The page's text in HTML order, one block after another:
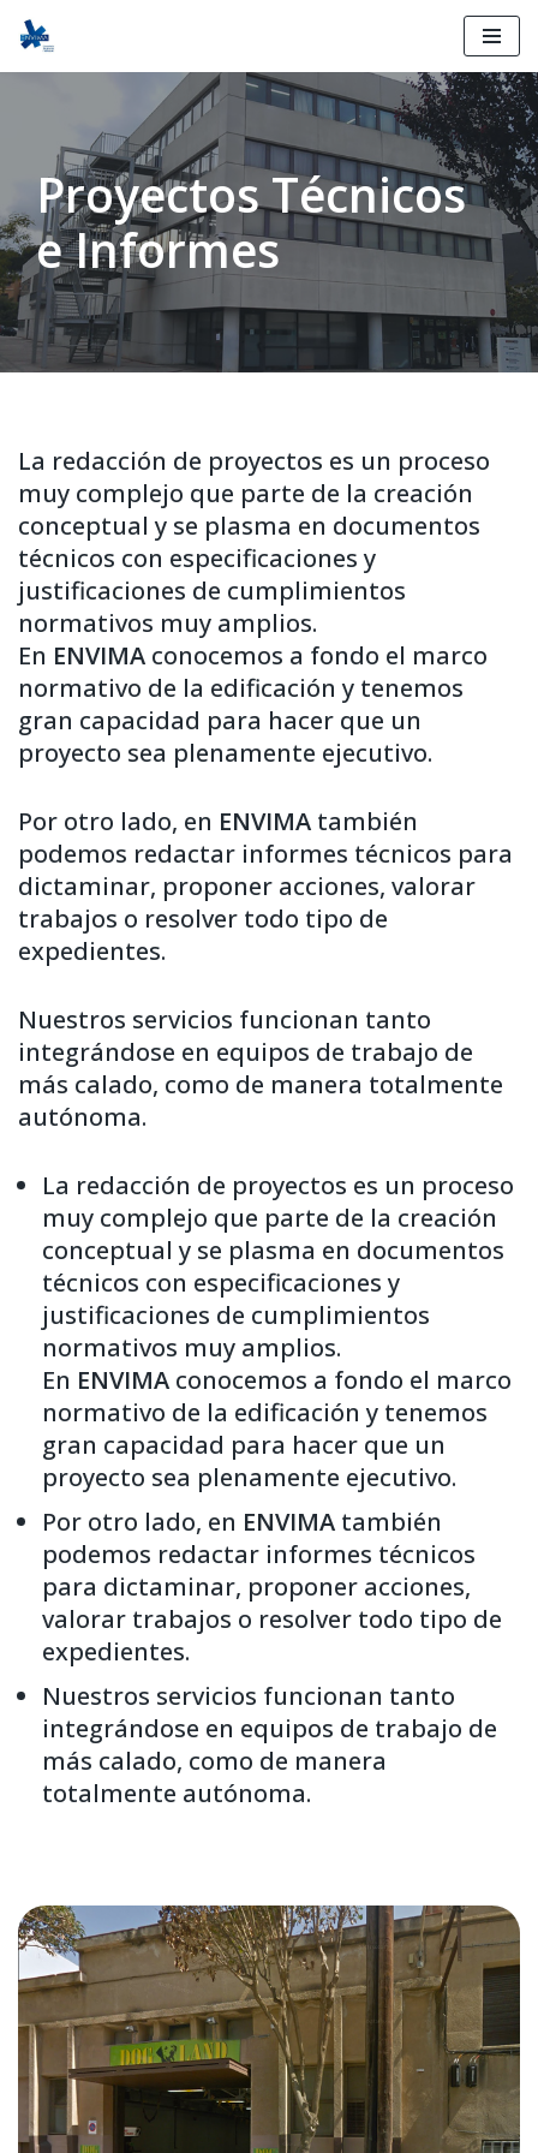
Ir
contenido
Proyectos Técnicos
e Informes
La redacción de proyectos es un proceso
muy complejo que parte de la creación
conceptual y se plasma en documentos
técnicos con especificaciones y
justificaciones de cumplimientos
normativos muy amplios.
En ENVIMA conocemos a fondo el marco
normativo de la edificación y tenemos
gran capacidad para hacer que un
proyecto sea plenamente ejecutivo.
Por otro lado, en ENVIMA también
podemos redactar informes técnicos para
dictaminar, proponer acciones, valorar
trabajos o resolver todo tipo de
expedientes.
Nuestros servicios funcionan tanto
integrándose en equipos de trabajo de
más calado, como de manera totalmente
autónoma.
La redacción de proyectos es un proceso
muy complejo que parte de la creación
conceptual y se plasma en documentos
técnicos con especificaciones y
justificaciones de cumplimientos
normativos muy amplios.
En ENVIMA conocemos a fondo el marco
normativo de la edificación y tenemos
gran capacidad para hacer que un
proyecto sea plenamente ejecutivo.
Por otro lado, en ENVIMA también
podemos redactar informes técnicos
para dictaminar, proponer acciones,
valorar trabajos o resolver todo tipo de
expedientes.
Nuestros servicios funcionan tanto
integrándose en equipos de trabajo de
más calado, como de manera
totalmente autónoma.